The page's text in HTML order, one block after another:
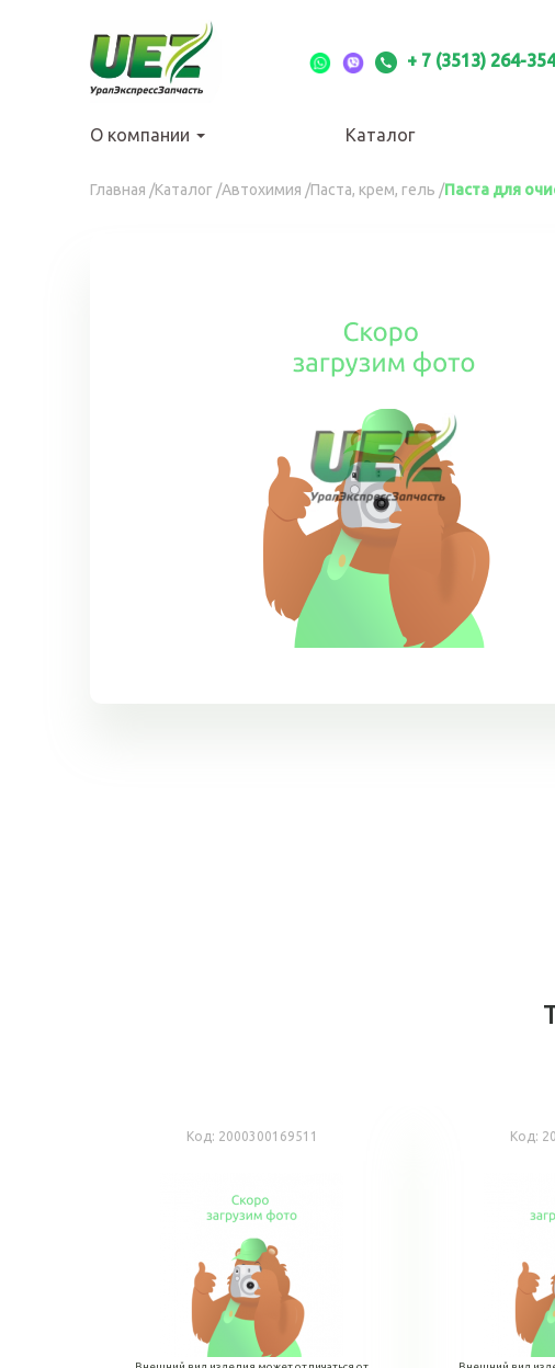
содержанию
+ 7 (3513) 264-354
О компании Каталог
Главная /Каталог /Автохимия /Паста, крем, гель /Паста для
Код: 2000300169511 Код: